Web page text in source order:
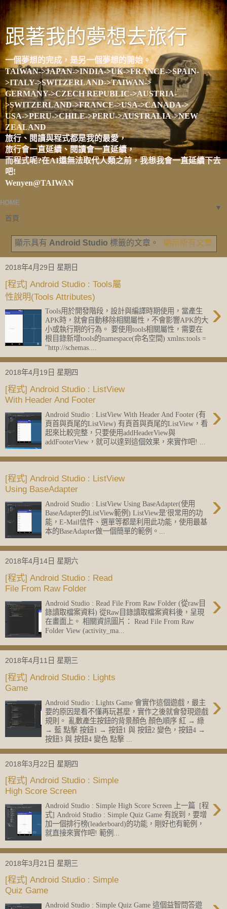
跟著我的夢想去旅行
一個夢想的完成，是另一個夢想的開始。
TAIWAN->JAPAN->INDIA->UK->FRANCE->SPAIN-
>ITALY->SWITZERLAND->TAIWAN->
GERMANY->CZECH REPUBLIC->AUSTRIA-
>SWITZERLAND->FRANCE->USA->CANADA->
USA->PERU->CHILE->PERU->AUSTRALIA->NEW
ZEALAND
旅行、閱讀與程式都是我的最愛，
旅行會一直延續、閱讀會一直延續，
而程式呢?在AI還無法取代人類之前，我想我會一直延續下去
吧!
Wenyen@TAIWAN
HOME
▼
顯示具有 Android Studio 標籤的文章。 顯示所有文章
2018年4月29日 星期日
[程式] Android Studio : Tools屬
性說明(Tools Attributes)
›
Tools用於開發階段，設計與編譯時期使用，當產生
APK時，就會自動移除相關屬性，不會影響APK的大
小或執行期的行為。 要使用tools相關屬性，需要在
根目錄新增tools的namespace(命名空間) xmlns:tools =
"http://schemas....
2018年4月19日 星期四
[程式] Android Studio : ListView
With Header And Footer
›
Android Studio : ListView With Header And Footer (有
頁首與頁尾的ListView) 有頁首與頁尾的ListView，看
起來比較完整，只要使用addHeaderView與
addFooterView，就可以達到這個效果，來實作吧! ...
[程式] Android Studio : ListView
Using BaseAdapter
›
Android Studio : ListView Using BaseAdapter(使用
BaseAdapter的ListView範例) ListView是'很常用的功
能，E-Mail信件、選單等都是利用此功能，使用最基
本的BaseAdapter做一個簡單的範例。...
2018年4月14日 星期六
[程式] Android Studio : Read
File From Raw Folder
›
Android Studio : Read File From Raw Folder (從raw目
錄讀取檔案資料) 從Raw目錄讀取檔案資料後，呈現
在畫面上。 相關資訊圖片： Read File From Raw
Folder View (activity_ma...
2018年4月11日 星期三
[程式] Android Studio : Lights
Game
›
Android Studio : Lights Game 會實作這個遊戲，最主
要的原因是看不懂再玩甚麼，實作之後就會發現遊戲
規則。 亂數產生按鈕的背景顏色 顏色順序 紅 → 綠
→ 藍 點擊 按鈕1 → 按鈕1 與 按鈕2 變色，按鈕4 →
按鈕3 與 按鈕4 變色 點擊 ...
2018年3月22日 星期四
[程式] Android Studio : Simple
High Score Screen
›
Android Studio : Simple High Score Screen 上一篇 [程
式] Android Studio : Simple Quiz Game 有說到，要增
加一個排行榜(leaderboard)的功能，剛好也有範例，
就直接來實作吧! 範例...
2018年3月21日 星期三
[程式] Android Studio : Simple
Quiz Game
Android Studio : Simple Quiz Game 這個益智問答遊